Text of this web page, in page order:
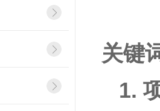
关键
1.